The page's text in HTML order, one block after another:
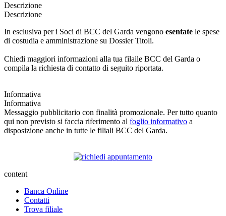
Descrizione
Descrizione
In esclusiva per i Soci di BCC del Garda vengono esentate le spese
di costudia e amministrazione su Dossier Titoli.
Chiedi maggiori informazioni alla tua filaile BCC del Garda o
compila la richiesta di contatto di seguito riportata.
Informativa
Informativa
Messaggio pubblicitario con finalità promozionale. Per tutto quanto
qui non previsto si faccia riferimento al foglio informativo a
disposizione anche in tutte le filiali BCC del Garda.
content
Banca Online
Contatti
Trova filiale